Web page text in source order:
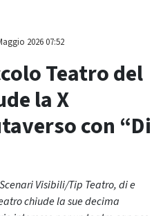
2026 07:52
Teatro del
la X
con “Di
Visibili/Tip Teatro, di e
chiude la sue decima